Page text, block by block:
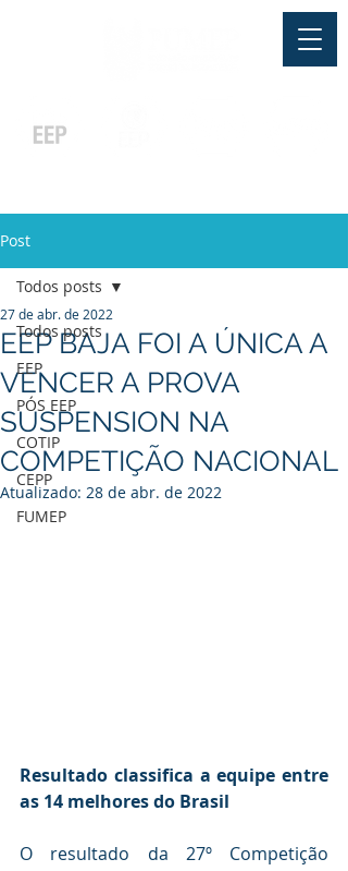
Post
Todos posts
EEP
PÓS EEP
COTIP
CEPP
FUMEP
Todos posts
EEP BAJA FOI A ÚNICA A
VENCER A PROVA
SUSPENSION NA
COMPETIÇÃO NACIONAL
27 de abr. de 2022
Atualizado: 28 de abr. de 2022
Resultado classifica a equipe entre
as 14 melhores do Brasil
O resultado da 27º Competição